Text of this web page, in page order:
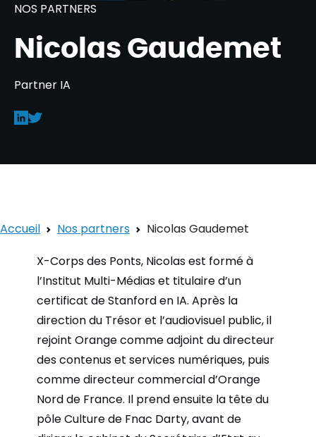
NOS PARTNERS
Nicolas Gaudemet
Partner IA
Accueil Nos partners
Nicolas Gaudemet
X-Corps des Ponts, Nicolas est formé à
l’Institut Multi-Médias et titulaire d’un
certificat de Stanford en IA. Après la
direction du Trésor et l’audiovisuel public, il
rejoint Orange comme adjoint du directeur
des contenus et services numériques, puis
comme directeur commercial d’Orange
Nord de France. Il prend ensuite la tête du
pôle Culture de Fnac Darty, avant de